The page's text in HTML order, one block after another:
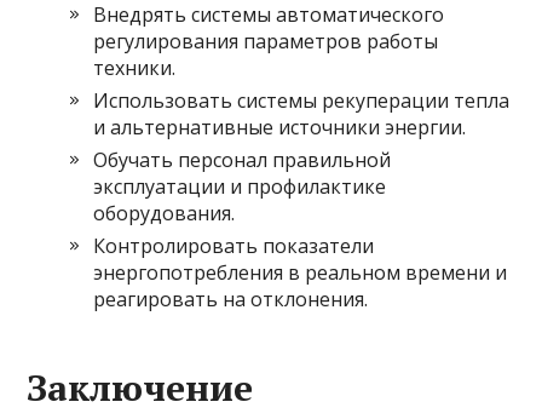
Внедрять системы автоматического
регулирования параметров работы
техники.
Использовать системы рекуперации тепла
и альтернативные источники энергии.
Обучать персонал правильной
эксплуатации и профилактике
оборудования.
Контролировать показатели
энергопотребления в реальном времени и
реагировать на отклонения.
Заключение